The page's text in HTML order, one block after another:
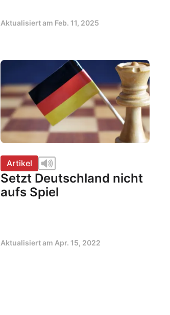
Aktualisiert am Feb. 11, 2025
Artikel
Setzt Deutschland nicht
aufs Spiel
Aktualisiert am Apr. 15, 2022